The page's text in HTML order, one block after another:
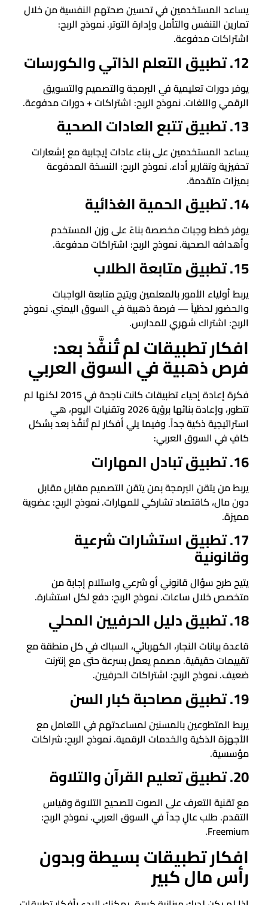
يساعد المستخدمين في تحسين صحتهم النفسية من خلال
تمارين التنفس والتأمل وإدارة التوتر. نموذج الربح:
اشتراكات مدفوعة.
12. تطبيق التعلم الذاتي والكورسات
يوفر دورات تعليمية في البرمجة والتصميم والتسويق
الرقمي واللغات. نموذج الربح: اشتراكات + دورات مدفوعة.
13. تطبيق تتبع العادات الصحية
يساعد المستخدمين على بناء عادات إيجابية مع إشعارات
تحفيزية وتقارير أداء. نموذج الربح: النسخة المدفوعة
بميزات متقدمة.
14. تطبيق الحمية الغذائية
يوفر خطط وجبات مخصصة بناءً على وزن المستخدم
وأهدافه الصحية. نموذج الربح: اشتراكات مدفوعة.
15. تطبيق متابعة الطلاب
يربط أولياء الأمور بالمعلمين ويتيح متابعة الواجبات
والحضور لحظياً — فرصة ذهبية في السوق اليمني. نموذج
الربح: اشتراك شهري للمدارس.
افكار تطبيقات لم تُنفَّذ بعد:
فرص ذهبية في السوق العربي
فكرة إعادة إحياء تطبيقات كانت ناجحة في 2015 لكنها لم
تتطور، وإعادة بنائها برؤية 2026 وتقنيات اليوم، هي
استراتيجية ذكية جداً. وفيما يلي أفكار لم تُنفَّذ بعد بشكل
كافٍ في السوق العربي:
16. تطبيق تبادل المهارات
يربط من يتقن البرمجة بمن يتقن التصميم مقابل مقابل
دون مال، كاقتصاد تشاركي للمهارات. نموذج الربح: عضوية
مميزة.
17. تطبيق استشارات شرعية
وقانونية
يتيح طرح سؤال قانوني أو شرعي واستلام إجابة من
متخصص خلال ساعات. نموذج الربح: دفع لكل استشارة.
18. تطبيق دليل الحرفيين المحلي
قاعدة بيانات النجار، الكهربائي، السباك في كل منطقة مع
تقييمات حقيقية. مصمم يعمل بسرعة حتى مع إنترنت
ضعيف. نموذج الربح: اشتراكات الحرفيين.
19. تطبيق مصاحبة كبار السن
يربط المتطوعين بالمسنين لمساعدتهم في التعامل مع
الأجهزة الذكية والخدمات الرقمية. نموذج الربح: شراكات
مؤسسية.
20. تطبيق تعليم القرآن والتلاوة
مع تقنية التعرف على الصوت لتصحيح التلاوة وقياس
التقدم. طلب عالٍ جداً في السوق العربي. نموذج الربح:
Freemium.
افكار تطبيقات بسيطة وبدون
رأس مال كبير